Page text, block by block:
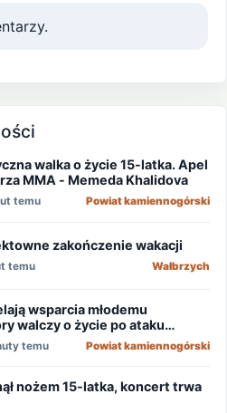
walka o życie 15-latka. Apel
MMA - Memeda Khalidova
temu Powiat kamiennogórski
zakończenie wakacji
temu Wałbrzych
wsparcia młodemu
walczy o życie po ataku
temu Powiat kamiennogórski
nożem 15-latka, koncert trwa